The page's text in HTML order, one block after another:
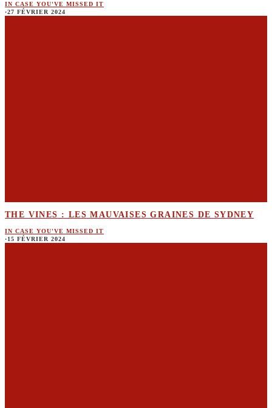
IN CASE YOU'VE MISSED IT
·27 FÉVRIER 2024
THE VINES : LES MAUVAISES GRAINES DE SYDNEY
IN CASE YOU'VE MISSED IT
·15 FÉVRIER 2024